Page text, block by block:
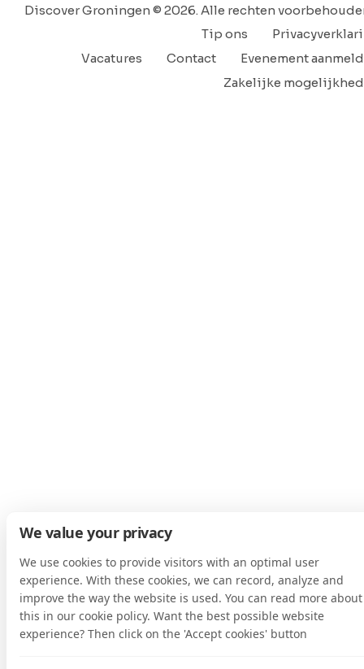
Discover Groningen © 2026. Alle rechten
Tip ons
Evenement
Contact
Vacatures
Zakelijke
We value your privacy
We use cookies to provide visitors with an optimal user
experience. With these cookies, we can record, analyze and
improve the way the website is used. You can read more about
this in our cookie policy. Want the best possible website
experience? Then click on the 'Accept cookies' button